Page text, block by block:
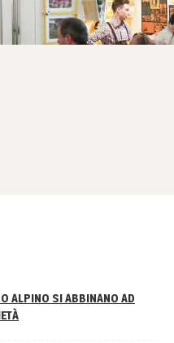
ALPINO SI ABBINANO AD